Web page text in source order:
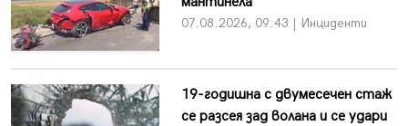
07.08.2026, 09:43 | Инциденти
19-годишна с двумесечен стаж
се разсея зад волана и се удари